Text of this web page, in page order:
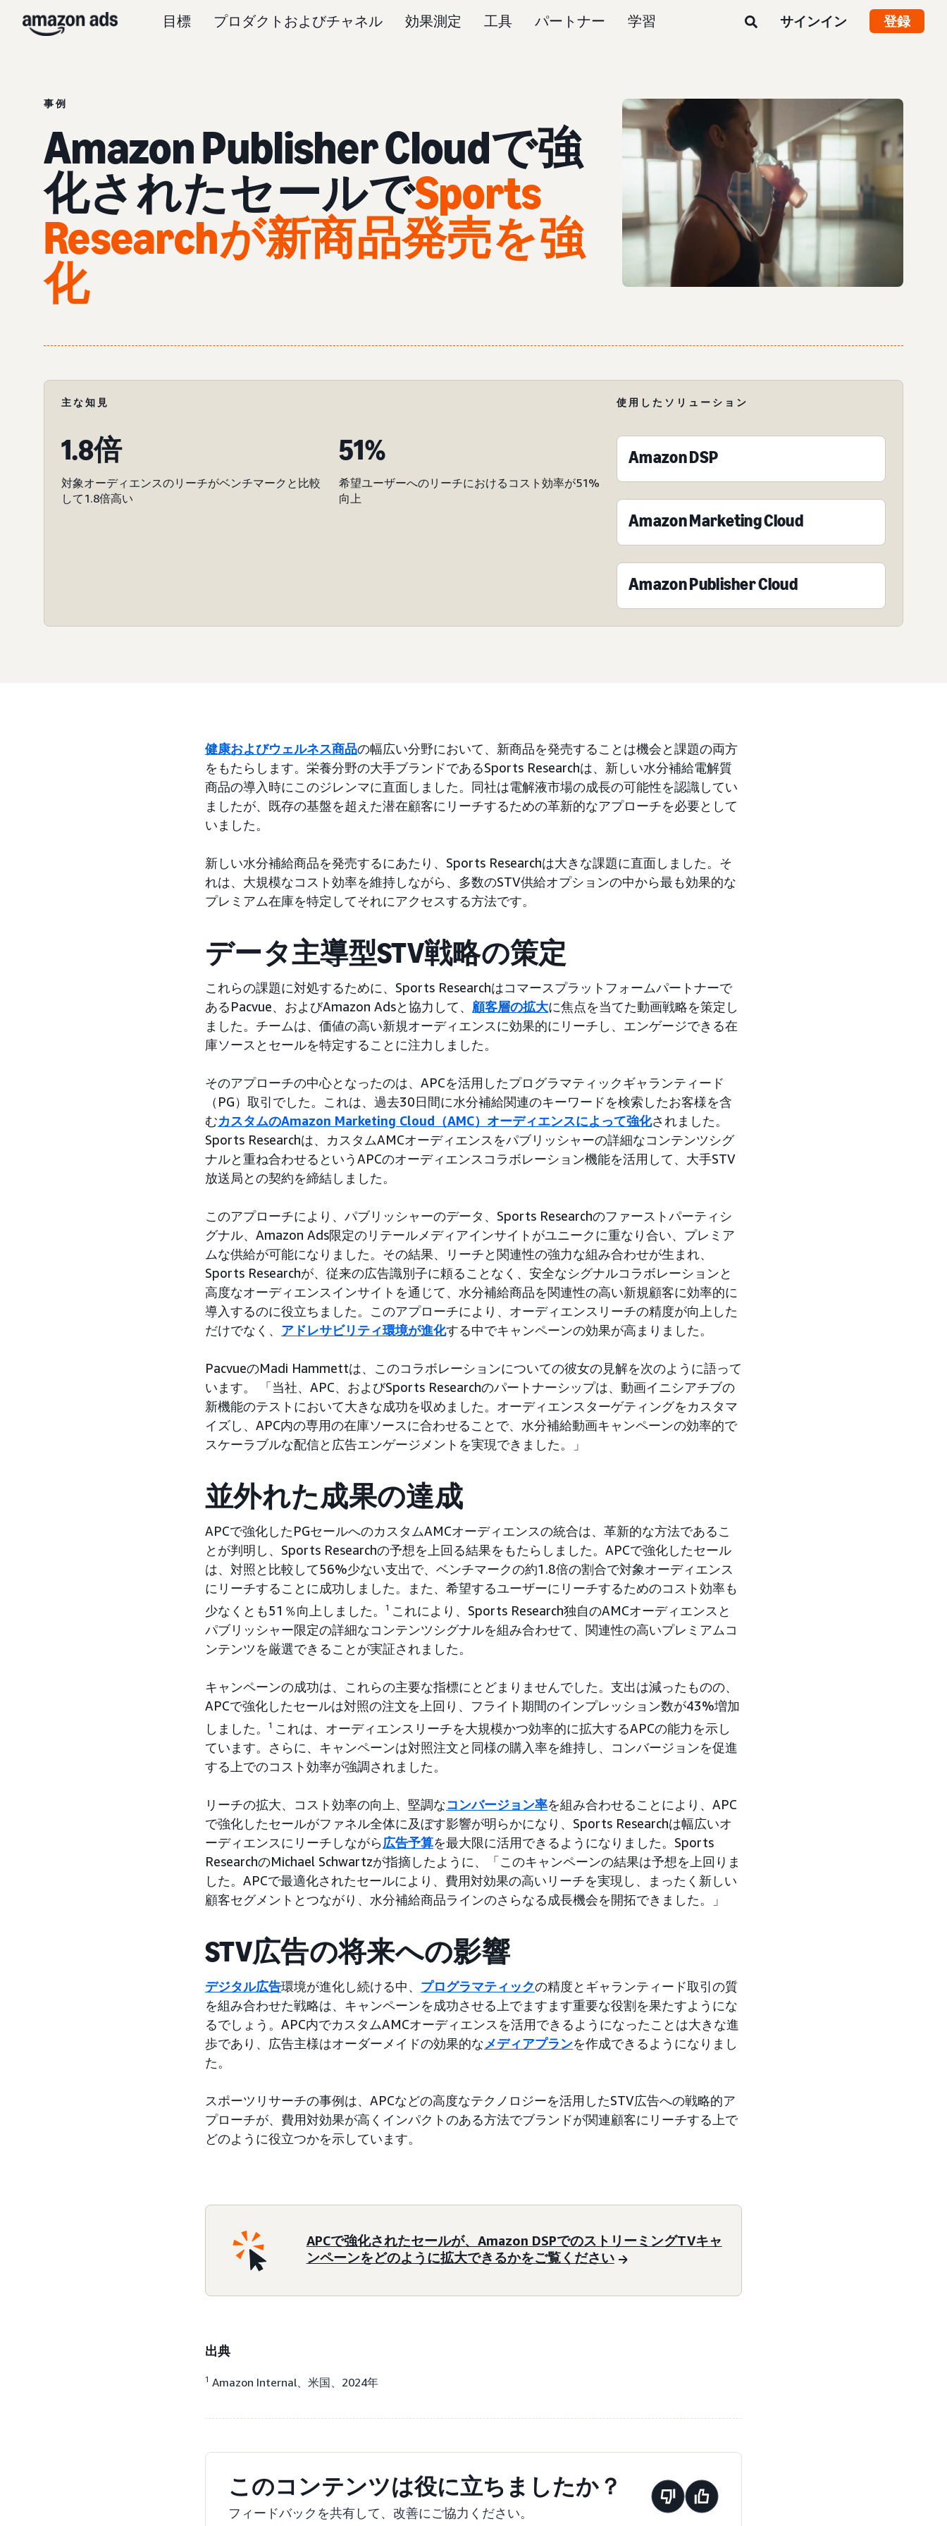
目標 プロダクトおよびチャネル 効果測定 工具 パートナー 学習 サインイン 登録
事例
Amazon Publisher Cloudで強
化されたセールでSports
Researchが新商品発売を強
化
主な知見
1.8倍
対象オーディエンスのリーチがベンチマークと比較
して1.8倍高い
51%
希望ユーザーへのリーチにおけるコスト効率が51%
向上
使用したソリューション
Amazon DSP
Amazon Marketing Cloud
Amazon Publisher Cloud
健康およびウェルネス商品の幅広い分野において、新商品を発売することは機会と課題の両方
をもたらします。栄養分野の大手ブランドであるSports Researchは、新しい水分補給電解質
商品の導入時にこのジレンマに直面しました。同社は電解液市場の成長の可能性を認識してい
ましたが、既存の基盤を超えた潜在顧客にリーチするための革新的なアプローチを必要として
いました。
新しい水分補給商品を発売するにあたり、Sports Researchは大きな課題に直面しました。そ
れは、大規模なコスト効率を維持しながら、多数のSTV供給オプションの中から最も効果的な
プレミアム在庫を特定してそれにアクセスする方法です。
データ主導型STV戦略の策定
これらの課題に対処するために、Sports Researchはコマースプラットフォームパートナーで
あるPacvue、およびAmazon Adsと協力して、 顧客層の拡大に焦点を当てた動画戦略を策定し
ました。チームは、価値の高い新規オーディエンスに効果的にリーチし、エンゲージできる在
庫ソースとセールを特定することに注力しました。
そのアプローチの中心となったのは、APCを活用したプログラマティックギャランティード
（PG）取引でした。これは、過去30日間に水分補給関連のキーワードを検索したお客様を含
むカスタムのAmazon Marketing Cloud（AMC）オーディエンスによって強化されました。
Sports Researchは、カスタムAMCオーディエンスをパブリッシャーの詳細なコンテンツシグ
ナルと重ね合わせるというAPCのオーディエンスコラボレーション機能を活用して、大手STV
放送局との契約を締結しました。
このアプローチにより、パブリッシャーのデータ、Sports Researchのファーストパーティシ
グナル、Amazon Ads限定のリテールメディアインサイトがユニークに重なり合い、プレミア
ムな供給が可能になりました。その結果、リーチと関連性の強力な組み合わせが生まれ、
Sports Researchが、従来の広告識別子に頼ることなく、安全なシグナルコラボレーションと
高度なオーディエンスインサイトを通じて、水分補給商品を関連性の高い新規顧客に効率的に
導入するのに役立ちました。このアプローチにより、オーディエンスリーチの精度が向上した
だけでなく、 アドレサビリティ環境が進化する中でキャンペーンの効果が高まりました。
PacvueのMadi Hammettは、このコラボレーションについての彼女の見解を次のように語って
います。 「当社、APC、およびSports Researchのパートナーシップは、動画イニシアチブの
新機能のテストにおいて大きな成功を収めました。オーディエンスターゲティングをカスタマ
イズし、APC内の専用の在庫ソースに合わせることで、水分補給動画キャンペーンの効率的で
スケーラブルな配信と広告エンゲージメントを実現できました。」
並外れた成果の達成
APCで強化したPGセールへのカスタムAMCオーディエンスの統合は、革新的な方法であるこ
とが判明し、Sports Researchの予想を上回る結果をもたらしました。APCで強化したセール
は、対照と比較して56%少ない支出で、ベンチマークの約1.8倍の割合で対象オーディエンス
にリーチすることに成功しました。また、希望するユーザーにリーチするためのコスト効率も
少なくとも51％向上しました。
1 これにより、Sports Research独自のAMCオーディエンスと
パブリッシャー限定の詳細なコンテンツシグナルを組み合わせて、関連性の高いプレミアムコ
ンテンツを厳選できることが実証されました。
キャンペーンの成功は、これらの主要な指標にとどまりませんでした。支出は減ったものの、
APCで強化したセールは対照の注文を上回り、フライト期間のインプレッション数が43%増加
しました。
1 これは、オーディエンスリーチを大規模かつ効率的に拡大するAPCの能力を示し
ています。さらに、キャンペーンは対照注文と同様の購入率を維持し、コンバージョンを促進
する上でのコスト効率が強調されました。
リーチの拡大、コスト効率の向上、堅調なコンバージョン率を組み合わせることにより、APC
で強化したセールがファネル全体に及ぼす影響が明らかになり、Sports Researchは幅広いオ
ーディエンスにリーチしながら 広告予算を最大限に活用できるようになりました。Sports
ResearchのMichael Schwartzが指摘したように、「このキャンペーンの結果は予想を上回りま
した。APCで最適化されたセールにより、費用対効果の高いリーチを実現し、まったく新しい
顧客セグメントとつながり、水分補給商品ラインのさらなる成長機会を開拓できました。」
STV広告の将来への影響
デジタル広告環境が進化し続ける中、 プログラマティックの精度とギャランティード取引の質
を組み合わせた戦略は、キャンペーンを成功させる上でますます重要な役割を果たすようにな
るでしょう。APC内でカスタムAMCオーディエンスを活用できるようになったことは大きな進
歩であり、広告主様はオーダーメイドの効果的なメディアプランを作成できるようになりまし
た。
スポーツリサーチの事例は、APCなどの高度なテクノロジーを活用したSTV広告への戦略的ア
プローチが、費用対効果が高くインパクトのある方法でブランドが関連顧客にリーチする上で
どのように役立つかを示しています。
APCで強化されたセールが、Amazon DSPでのストリーミングTVキャ
ンペーンをどのように拡大できるかをご覧ください
出典
1 Amazon Internal、米国、2024年
このコンテンツは役に立ちましたか？
フィードバックを共有して、改善にご協力ください。